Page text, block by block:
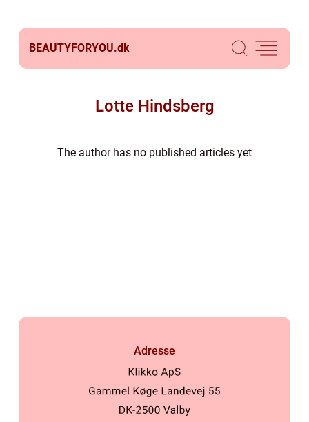
BEAUTYFORYOU.dk
Lotte Hindsberg
The author has no published articles yet
Adresse